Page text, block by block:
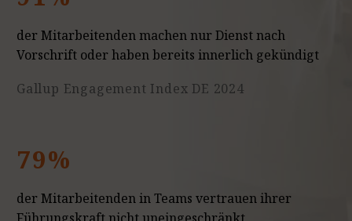
der Mitarbeitenden machen nur Dienst nach
Vorschrift oder haben bereits innerlich gekündigt
Gallup Engagement Index DE 2024
79%
der Mitarbeitenden in Teams vertrauen ihrer